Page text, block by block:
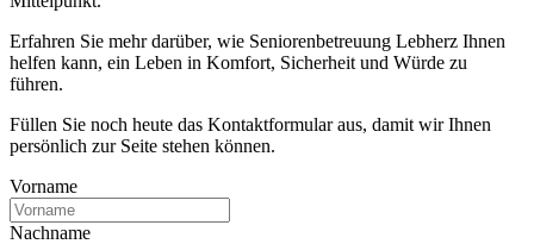
Erfahren Sie mehr darüber, wie Seniorenbetreuung Lebherz Ihnen
helfen kann, ein Leben in Komfort, Sicherheit und Würde zu
führen.
Füllen Sie noch heute das Kontaktformular aus, damit wir Ihnen
persönlich zur Seite stehen können.
Vorname
Nachname